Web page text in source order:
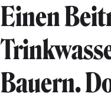
Einen
Bauern.